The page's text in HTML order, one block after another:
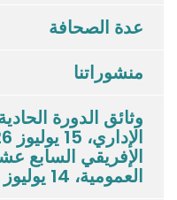
عدة الصحافة
منشوراتنا
وثائق الدورة
الإفريقي السابع
العمومية، 14 يوليوز 2026.